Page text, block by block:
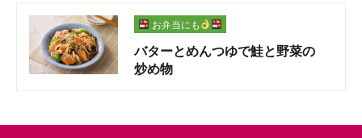
お弁当にも
バターとめんつゆで鮭と野菜の
炒め物